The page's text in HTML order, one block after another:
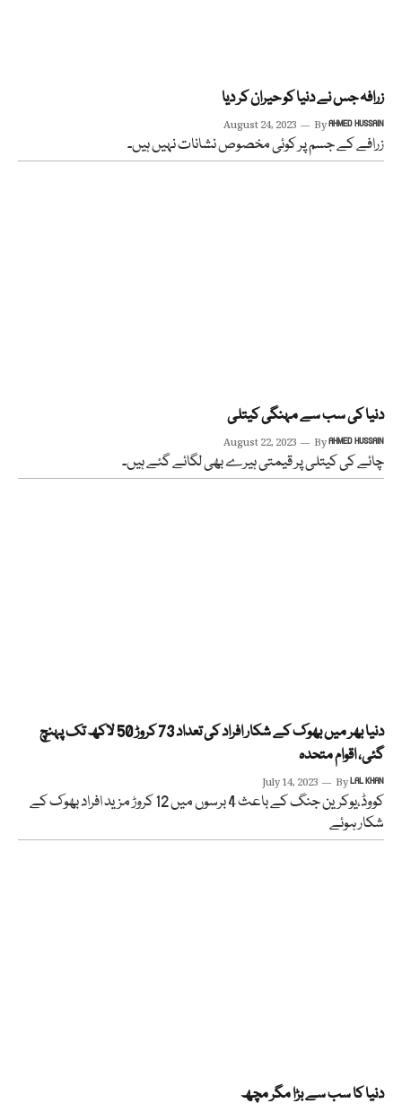
زرافہ جس نے دنیا کو حیران کر دیا
August 24, 2023 ByAHMED HUSSAIN
زرافے کے جسم پر کوئی مخصوص نشانات نہیں ہیں۔
دنیا کی سب سے مہنگی کیتلی
August 22, 2023 ByAHMED HUSSAIN
چائے کی کیتلی پر قیمتی ہیرے بھی لگائے گئے ہیں۔
دنیا بھر میں بھوک کے شکار افراد کی تعداد 73 کروڑ 50 لاکھ تک پہنچ
گئی، اقوام متحدہ
July 14, 2023 ByLAL KHAN
کووڈ،یوکرین جنگ کے باعث 4 برسوں میں 12 کروڑ مزید افراد بھوک کے
شکار ہوئے
دنیا کا سب سے بڑا مگر مچھ